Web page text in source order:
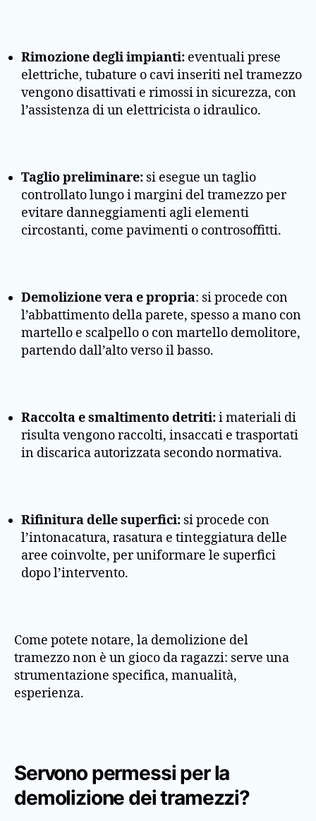
Rimozione degli impianti: eventuali prese
elettriche, tubature o cavi inseriti nel tramezzo
vengono disattivati e rimossi in sicurezza, con
l’assistenza di un elettricista o idraulico.
Taglio preliminare: si esegue un taglio
controllato lungo i margini del tramezzo per
evitare danneggiamenti agli elementi
circostanti, come pavimenti o controsoffitti.
Demolizione vera e propria: si procede con
l’abbattimento della parete, spesso a mano con
martello e scalpello o con martello demolitore,
partendo dall’alto verso il basso.
Raccolta e smaltimento detriti:i materiali di
risulta vengono raccolti, insaccati e trasportati
in discarica autorizzata secondo normativa.
Rifinitura delle superfici: si procede con
l’intonacatura, rasatura e tinteggiatura delle
aree coinvolte, per uniformare le superfici
dopo l’intervento.
Come potete notare, la demolizione del
tramezzo non è un gioco da ragazzi: serve una
strumentazione specifica, manualità,
esperienza.
Servono permessi per la
demolizione dei tramezzi?